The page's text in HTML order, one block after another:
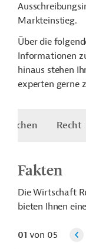
Markteinstieg.
Über die
Informationen
hinaus stehen
experten gerne
Recht
Fakten
Die Wirtschaft
bieten Ihnen
01 von 05